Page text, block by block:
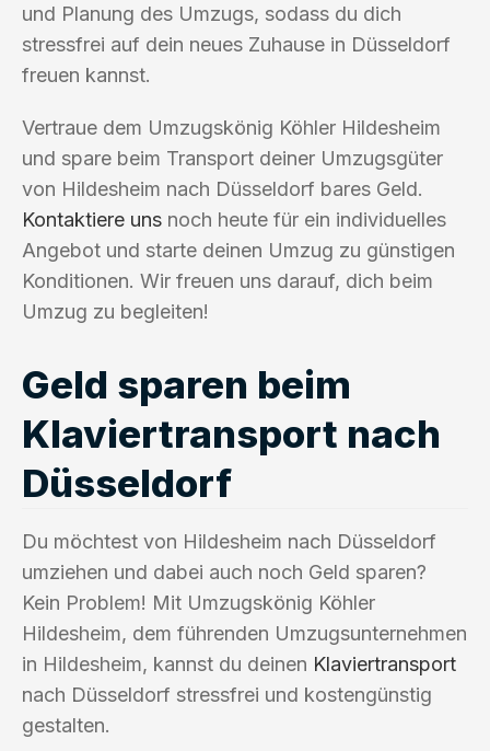
und Planung des Umzugs, sodass du dich
stressfrei auf dein neues Zuhause in Düsseldorf
freuen kannst.
Vertraue dem Umzugskönig Köhler Hildesheim
und spare beim Transport deiner Umzugsgüter
von Hildesheim nach Düsseldorf bares Geld.
Kontaktiere uns noch heute für ein individuelles
Angebot und starte deinen Umzug zu günstigen
Konditionen. Wir freuen uns darauf, dich beim
Umzug zu begleiten!
Geld sparen beim
Klaviertransport nach
Düsseldorf
Du möchtest von Hildesheim nach Düsseldorf
umziehen und dabei auch noch Geld sparen?
Kein Problem! Mit Umzugskönig Köhler
Hildesheim, dem führenden Umzugsunternehmen
in Hildesheim, kannst du deinen Klaviertransport
nach Düsseldorf stressfrei und kostengünstig
gestalten.